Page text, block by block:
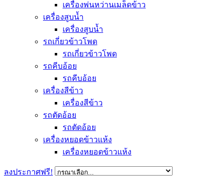
เครื่องพ่นหว่านเมล็ดข้าว
เครื่องสูบน้ำ
เครื่องสูบน้ำ
รถเกี่ยวข้าวโพด
รถเกี่ยวข้าวโพด
รถคีบอ้อย
รถคีบอ้อย
เครื่องสีข้าว
เครื่องสีข้าว
รถตัดอ้อย
รถตัดอ้อย
เครื่องหยอดข้าวแห้ง
เครื่องหยอดข้าวแห้ง
ลงประกาศฟรี!